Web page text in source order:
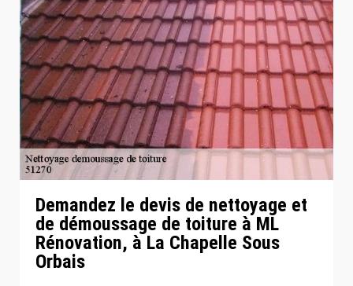
Demandez le devis de nettoyage et
de démoussage de toiture à ML
Rénovation, à La Chapelle Sous
Orbais